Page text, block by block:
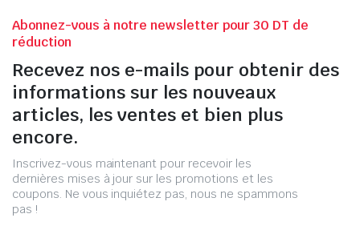
Abonnez-vous à notre newsletter pour 30 DT de
réduction
Recevez nos e-mails pour obtenir des
informations sur les nouveaux
articles, les ventes et bien plus
encore.
Inscrivez-vous maintenant pour recevoir les
dernières mises à jour sur les promotions et les
coupons. Ne vous inquiétez pas, nous ne spammons
pas !